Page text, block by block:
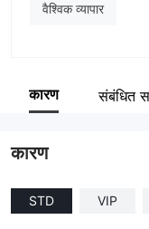
वैश्विक व्यापार
कारण संबंधित
कारण
STD VIP